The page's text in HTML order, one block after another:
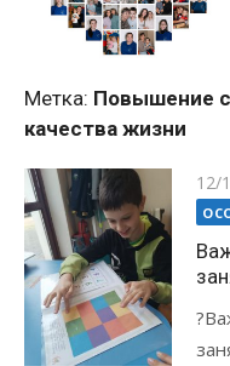
Метка: Повышение
качества жизни
on
12/